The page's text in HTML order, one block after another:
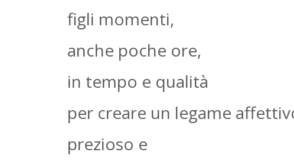
figli momenti,
anche poche ore,
in tempo e qualità
per creare un legame
prezioso e